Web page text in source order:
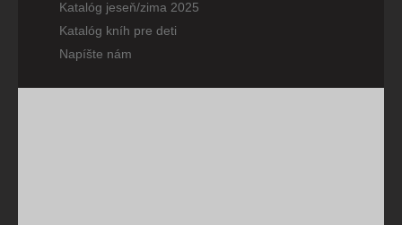
Katalóg jeseň/zima 2025
Katalóg kníh pre deti
Napíšte nám